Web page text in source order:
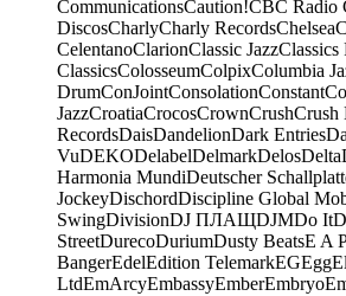
CommunicationsCaution!CBC Radio
DiscosCharlyCharly RecordsChelsea
CelentanoClarionClassic JazzClassics
ClassicsColosseumColpixColumbia
DrumConJointConsolationConstant
JazzCroatiaCrocosCrownCrushCrush
RecordsDaisDandelionDark Entries
VuDEKODelabelDelmarkDelosDelta
Harmonia MundiDeutscher
JockeyDischordDiscipline Global
SwingDivisionDJ ПЛАЩDJMDo It
StreetDurecoDuriumDusty BeatsE A
BangerEdelEdition TelemarkEGEgg
LtdEmArcyEmbassyEmberEmbryo